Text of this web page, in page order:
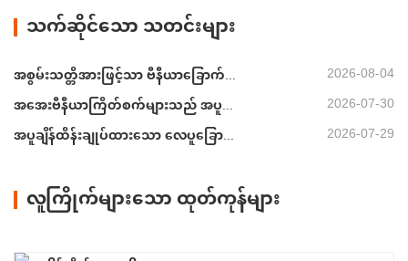
သို့မဟုတ် အရောင်ပြောင်းခြင်းကဲ့သို့သော
ချို့ယွင်းချက်များ ဖြစ်နိုင်ခြေ။…
သက်ဆိုင်သော သတင်းများ
အစွမ်းသတ္တိအားဖြင့်သာ ဗီနီယာခြောက်စက်များကို အရွယ်အစားသတ်မှတ်ခြင်းမပြုပါနှင့်
2026-08-04
အအေးဗီနီယာကြိတ်စက်များသည် အပူပိုမပေးမီ လေထုတ်ယူရန် လိုအပ်သည်
2026-07-30
အပူချိန်ထိန်းချုပ်ထားသော လေပူခြောက်ခြင်းဖြင့် ဗီနီယာပို့ဆောင်မှုကို တည်ငြိမ်စွာထိန်းသိမ်းပါ
2026-07-29
လူကြိုက်များသော ထုတ်ကုန်များ